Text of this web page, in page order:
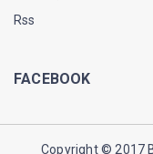
Rss
FACEBOOK
Copyright © 2017